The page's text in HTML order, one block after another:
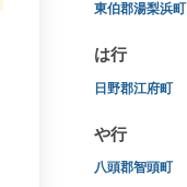
東伯郡湯梨浜町
は行
日野郡江府町
や行
八頭郡智頭町